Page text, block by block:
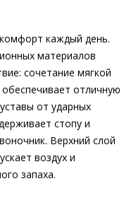
каждый день.
материалов
сочетание мягкой
отличную
от ударных
стопу и
Верхний слой
воздух и
запаха.